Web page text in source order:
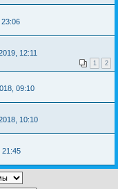
23:06
12:11
1 2
09:10
10:10
21:45